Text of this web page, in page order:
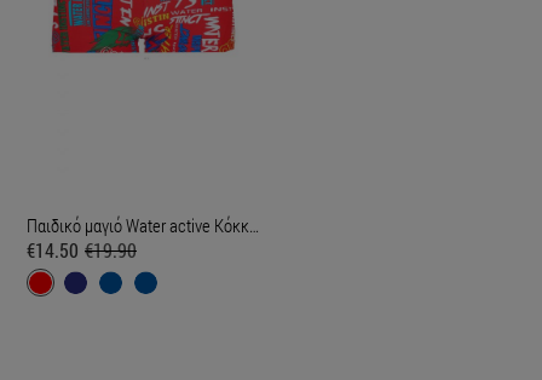
Παιδικό μαγιό Water active Κόκκινο
€14.50 €19.90